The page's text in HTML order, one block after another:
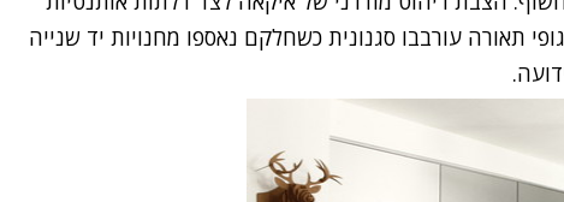
תאורה עורבבו סגנונית כשחלקם נאספו מחנויות יד שנייה